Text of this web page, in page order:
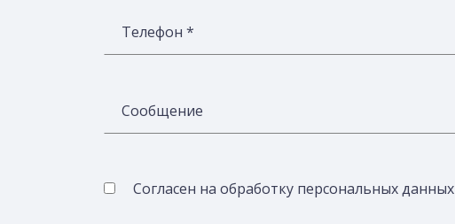
Телефон *
Сообщение
Согласен на обработку персональных данных